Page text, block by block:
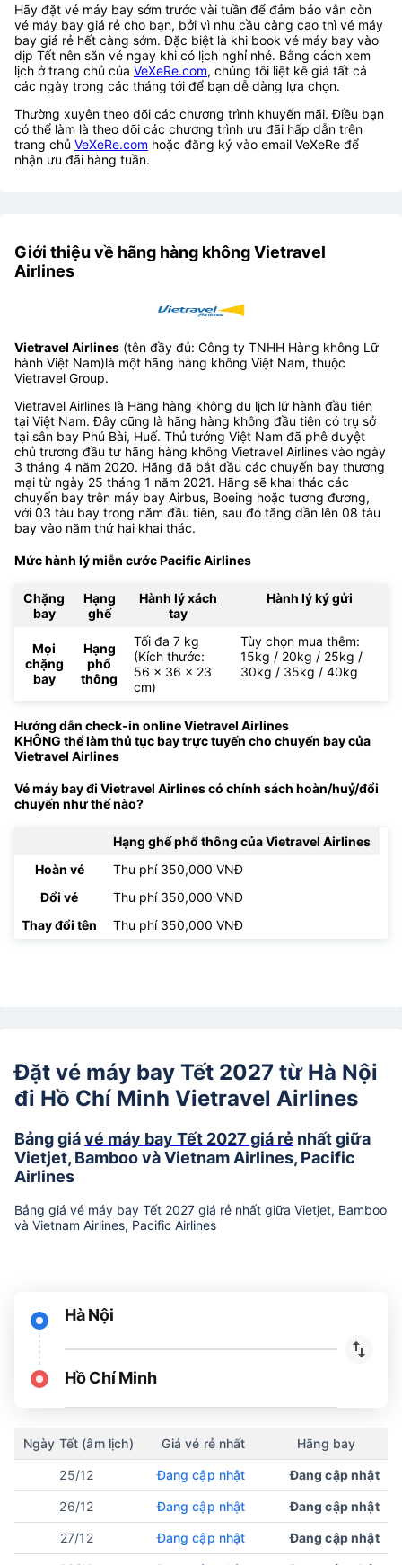
Hãy đặt vé máy bay sớm trước vài tuần để đảm bảo vẫn còn
vé máy bay giá rẻ cho bạn, bởi vì nhu cầu càng cao thì vé máy
bay giá rẻ hết càng sớm. Đặc biệt là khi book vé máy bay vào
dịp Tết nên săn vé ngay khi có lịch nghỉ nhé. Bằng cách xem
lịch ở trang chủ của VeXeRe.com, chúng tôi liệt kê giá tất cả
các ngày trong các tháng tới để bạn dễ dàng lựa chọn.
Thường xuyên theo dõi các chương trình khuyến mãi. Điều bạn
có thể làm là theo dõi các chương trình ưu đãi hấp dẫn trên
trang chủ VeXeRe.com hoặc đăng ký vào email VeXeRe để
nhận ưu đãi hàng tuần.
Giới thiệu về hãng hàng không Vietravel
Airlines
Vietravel Airlines (tên đầy đủ: Công ty TNHH Hàng không Lữ
hành Việt Nam)là một hãng hàng không Việt Nam, thuộc
Vietravel Group.
Vietravel Airlines là Hãng hàng không du lịch lữ hành đầu tiên
tại Việt Nam. Đây cũng là hãng hàng không đầu tiên có trụ sở
tại sân bay Phú Bài, Huế. Thủ tướng Việt Nam đã phê duyệt
chủ trương đầu tư hãng hàng không Vietravel Airlines vào ngày
3 tháng 4 năm 2020. Hãng đã bắt đầu các chuyến bay thương
mại từ ngày 25 tháng 1 năm 2021. Hãng sẽ khai thác các
chuyến bay trên máy bay Airbus, Boeing hoặc tương đương,
với 03 tàu bay trong năm đầu tiên, sau đó tăng dần lên 08 tàu
bay vào năm thứ hai khai thác.
Mức hành lý miễn cước Pacific Airlines
Chặng
bay
Hạng
ghế
Hành lý xách
tay
Hành lý ký gửi
Mọi
chặng
bay
Hạng
phổ
thông
Tối đa 7 kg
(Kích thước:
56 x 36 x 23
cm)
Tùy chọn mua thêm:
15kg / 20kg / 25kg /
30kg / 35kg / 40kg
Hướng dẫn check-in online Vietravel Airlines
KHÔNG thể làm thủ tục bay trực tuyến cho chuyến bay của
Vietravel Airlines
Vé máy bay đi Vietravel Airlines có chính sách hoàn/huỷ/đổi
chuyến như thế nào?
Hạng ghế phổ thông của Vietravel Airlines
Hoàn vé
Thu phí 350,000 VNĐ
Đổi vé
Thu phí 350,000 VNĐ
Thay đổi tên
Thu phí 350,000 VNĐ
Đặt vé máy bay Tết 2027 từ Hà Nội
đi Hồ Chí Minh Vietravel Airlines
Bảng giávé máy bay Tết 2027 giá rẻ nhất giữa
Vietjet, Bamboo và Vietnam Airlines, Pacific
Airlines
Bảng giá vé máy bay Tết 2027 giá rẻ nhất giữa Vietjet, Bamboo
và Vietnam Airlines, Pacific Airlines
Hà Nội
Hồ Chí Minh
Ngày Tết (âm lịch) Giá vé rẻ nhất Hãng bay
25/12 Đang cập nhật Đang cập nhật
26/12 Đang cập nhật Đang cập nhật
27/12 Đang cập nhật Đang cập nhật